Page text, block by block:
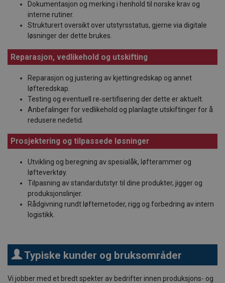
Dokumentasjon og merking i henhold til norske krav og
interne rutiner.
Strukturert oversikt over utstyrsstatus, gjerne via digitale
løsninger der dette brukes.
Reparasjon, vedlikehold og utskifting
Reparasjon og justering av kjettingredskap og annet
løfteredskap.
Testing og eventuell re‑sertifisering der dette er aktuelt.
Anbefalinger for vedlikehold og planlagte utskiftinger for å
redusere nedetid.
Prosjektering og tilpassede løsninger
Utvikling og beregning av spesialåk, løfterammer og
løfteverktøy.
Tilpasning av standardutstyr til dine produkter, jigger og
produksjonslinjer.
Rådgivning rundt løftemetoder, rigg og forbedring av intern
logistikk.
Typiske kunder og bruksområder
Vi jobber med et bredt spekter av bedrifter innen produksjons- og